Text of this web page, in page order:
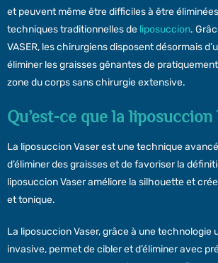
et peuvent même être difficiles à être
techniques traditionnelles de liposuccion.
VASER, les chirurgiens disposent désormais
éliminer les graisses gênantes de
zone du corps sans chirurgie extensive.
Qu’est-ce que la liposuccion
La liposuccion Vaser est une technique
d’éliminer des graisses et de favoriser la
liposuccion Vaser améliore la silhouette et
et tonique.
La liposuccion Vaser, grâce à une technologie
invasive, permet de cibler et d’éliminer avec